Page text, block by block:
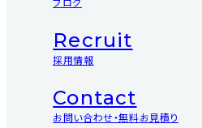
Recruit
採用情報
Contact
お問い合わせ・無料お見積り